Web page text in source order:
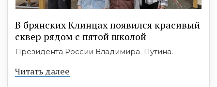
В брянских Клинцах появился красивый
сквер рядом с пятой школой
Президента России Владимира Путина.
Читать далее